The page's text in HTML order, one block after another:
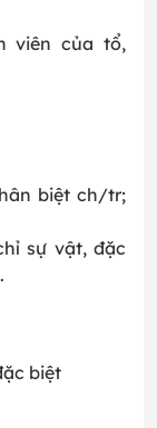
viên của tổ,
biệt ch/tr;
sự vật, đặc
biệt